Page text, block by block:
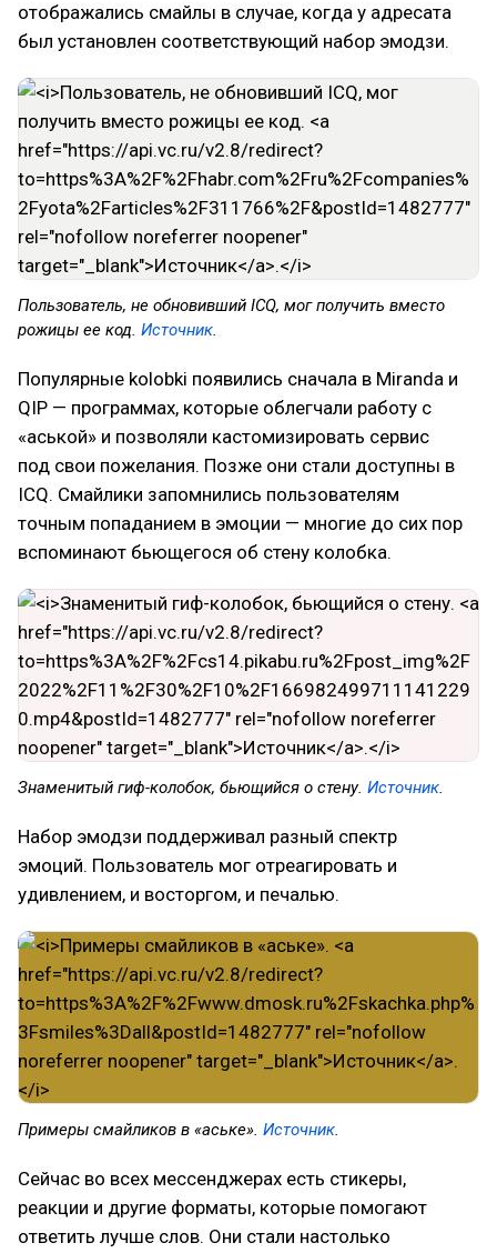
отображались смайлы в случае, когда у адресата
был установлен соответствующий набор эмодзи.
Пользователь, не обновивший ICQ, мог получить вместо
рожицы ее код. Источник.
Популярные kolobki появились сначала в Miranda и
QIP — программах, которые облегчали работу с
«аськой» и позволяли кастомизировать сервис
под свои пожелания. Позже они стали доступны в
ICQ. Смайлики запомнились пользователям
точным попаданием в эмоции — многие до сих пор
вспоминают бьющегося об стену колобка.
Знаменитый гиф-колобок, бьющийся о стену. Источник.
Набор эмодзи поддерживал разный спектр
эмоций. Пользователь мог отреагировать и
удивлением, и восторгом, и печалью.
Примеры смайликов в «аське». Источник.
Сейчас во всех мессенджерах есть стикеры,
реакции и другие форматы, которые помогают
ответить лучше слов. Они стали настолько